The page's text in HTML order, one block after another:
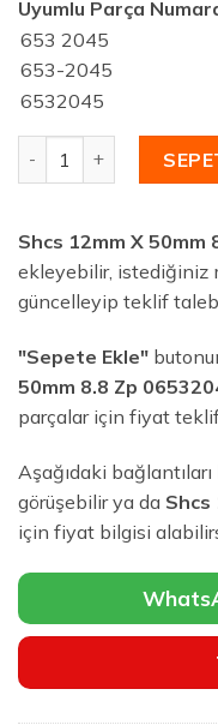
Uyumlu Parça
653 2045
653-2045
6532045
Shcs 12mm X 50mm
ekleyebilir, istediğiniz
güncelleyip teklif
"Sepete Ekle"
50mm 8.8 Zp
parçalar için fiyat
Aşağıdaki
görüşebilir ya da Shcs
için fiyat bilgisi